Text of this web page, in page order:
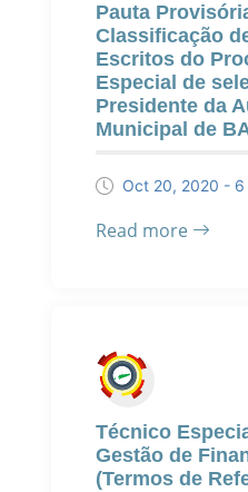
Pauta
Classificação
Escritos do
Especial de
Presidente da
Municipal de
Oct 20, 2020 - 6
Read more
Técnico
Gestão de
(Termos de